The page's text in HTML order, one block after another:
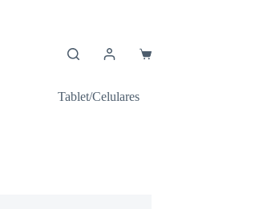
Carro
Tablet/Celulares